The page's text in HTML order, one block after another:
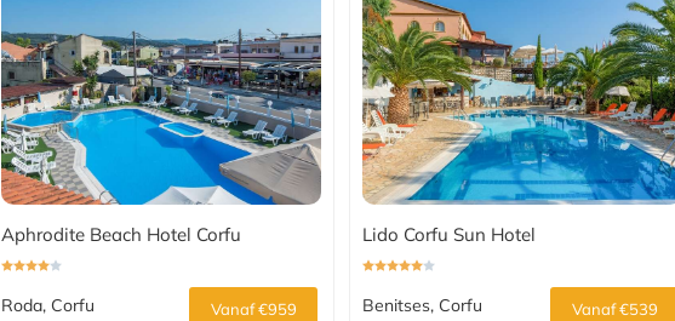
Aphrodite Beach Hotel Corfu
Roda, Corfu Vanaf €959
Lido Corfu Sun Hotel
Benitses, Corfu Vanaf €539